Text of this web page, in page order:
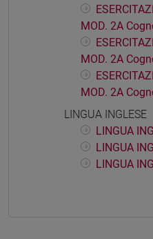
MOD. 2A
MOD. 2A
MOD. 2A
LINGUA INGLESE
LINGUA
LINGUA
LINGUA